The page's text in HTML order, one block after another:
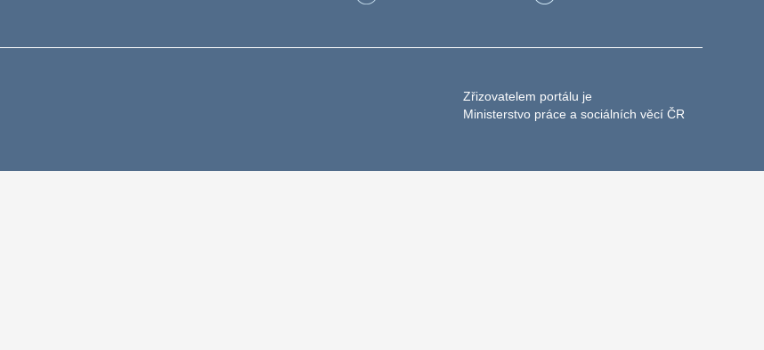
Zřizovatelem portálu je
Ministerstvo práce a sociálních věcí ČR